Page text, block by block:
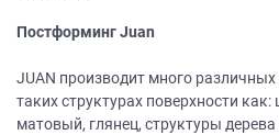
Постформинг Juan
JUAN производит много
таких структурах поверхности
матовый, глянец, структуры